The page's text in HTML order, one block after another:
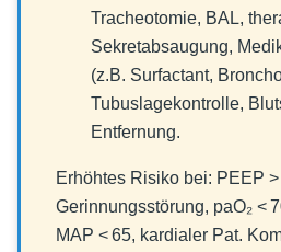
Tracheotomie, BAL,
Sekretabsaugung,
(z.B. Surfactant,
Tubuslagekontrolle,
Entfernung.
Erhöhtes Risiko bei: PEEP >
Gerinnungsstörung, paO₂ <
MAP < 65, kardialer Pat.